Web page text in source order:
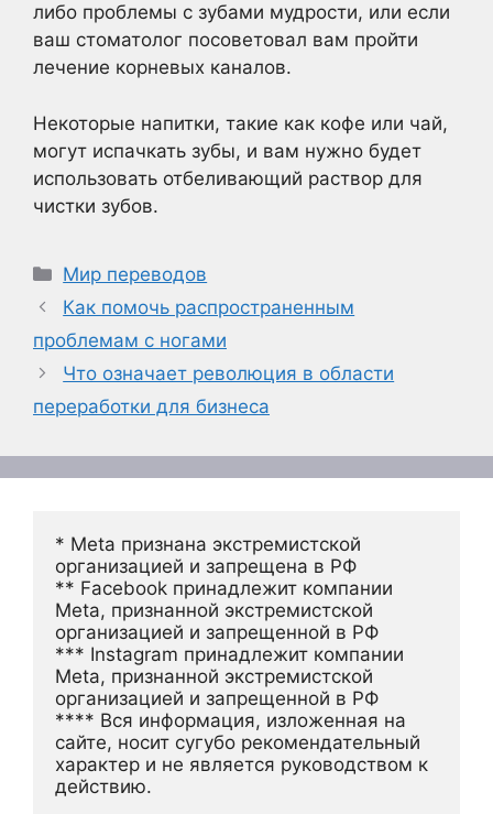
либо проблемы с зубами мудрости, или если
ваш стоматолог посоветовал вам пройти
лечение корневых каналов.
Некоторые напитки, такие как кофе или чай,
могут испачкать зубы, и вам нужно будет
использовать отбеливающий раствор для
чистки зубов.
Рубрики
Мир переводов
Как помочь распространенным
проблемам с ногами
Что означает революция в области
переработки для бизнеса
* Meta признана экстремистской
организацией и запрещена в РФ
** Facebook принадлежит компании
Meta, признанной экстремистской
организацией и запрещенной в РФ
*** Instagram принадлежит компании
Meta, признанной экстремистской
организацией и запрещенной в РФ
**** Вся информация, изложенная на
сайте, носит сугубо рекомендательный
характер и не является руководством к
действию.